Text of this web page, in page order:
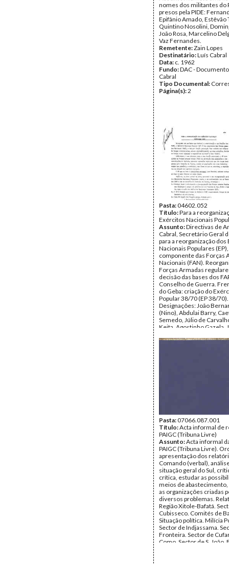
nomes dos militantes do
presos pela PIDE:
Epifânio Amado, Estêvão
Quintino Nosolini,
João Rosa, Marcelino
Vaz Fernandes.
Remetente:Zain Lopes
Destinatário:Luís Cabral
Data: c. 1962
Fundo:DAC -
Cabral
Tipo Documental:
Página(s):2
Pasta:04602.052
Título:Para a
Exércitos Nacionais
Assunto:Directivas de
Cabral, Secretário Geral
para a reorganização dos
Nacionais Populares (EP),
componente das Forças
Nacionais (FAN).
Forças Armadas
decisão das bases dos
Conselho de Guerra.
do Geba: criação do
Popular 38/70 (EP 38/70).
Designações: João
(Nino), Abdulai Barry,
Semedo, Júlio de
Keita, Agostinho Gazela,
Camará, Guade Ndami,
Tipo Documental:
Página(s):6
Pasta:07066.087.001
Título:Acta informal de
PAIGC (Tribuna Livre)
Assunto:Acta informal
PAIGC (Tribuna Livre).
apresentação dos
Comando (verbal),
situação geral do Sul,
crítica, estudar as
meios de
as organizações criadas
diversos problemas.
Região Xitole-Bafatá.
Cubisseco. Comités de
Situação política. Milícia
Sector de Indjassama.
Fronteira. Sector de
Como. Sector de S. João.